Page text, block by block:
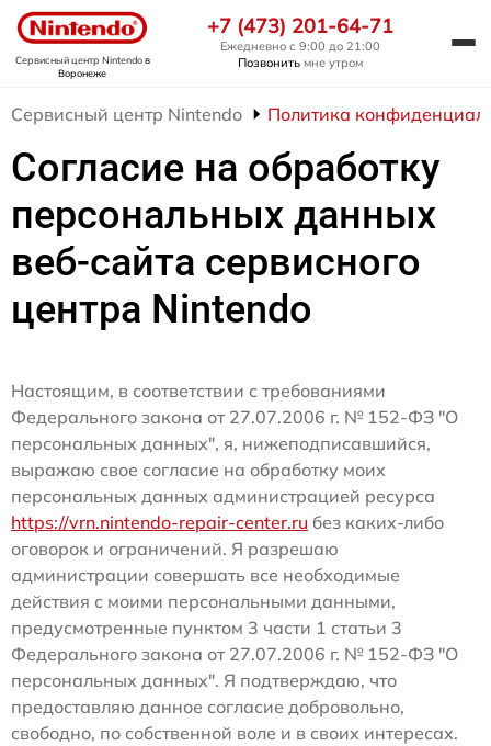
Сервисный центр Nintendoв
Воронеже
+7 (473) 201-64-71
Ежедневно с 9:00 до 21:00
Позвонить мне утром
Сервисный центр Nintendo Политика
Согласие на обработку
персональных данных
веб-сайта сервисного
центра Nintendo
Настоящим, в соответствии с требованиями
Федерального закона от 27.07.2006 г. № 152-ФЗ "О
персональных данных", я, нижеподписавшийся,
выражаю свое согласие на обработку моих
персональных данных администрацией ресурса
https://vrn.nintendo-repair-center.ru без каких-либо
оговорок и ограничений. Я разрешаю
администрации совершать все необходимые
действия с моими персональными данными,
предусмотренные пунктом 3 части 1 статьи 3
Федерального закона от 27.07.2006 г. № 152-ФЗ "О
персональных данных". Я подтверждаю, что
предоставляю данное согласие добровольно,
свободно, по собственной воле и в своих интересах.